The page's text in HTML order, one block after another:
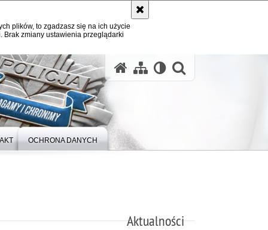
plików, to zgadzasz się na ich użycie
zmiany ustawienia przeglądarki
OCHRONA DANYCH
Aktualności